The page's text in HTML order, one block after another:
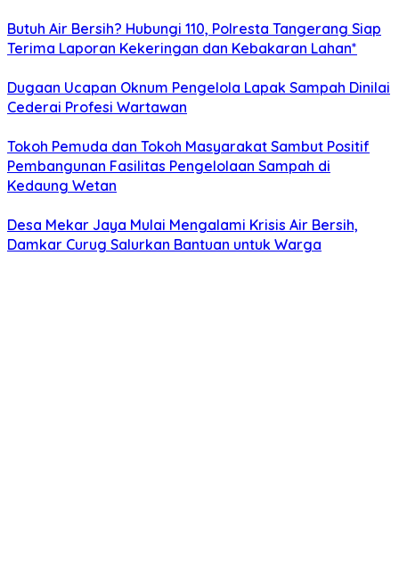
Butuh Air Bersih? Hubungi 110, Polresta Tangerang Siap
Terima Laporan Kekeringan dan Kebakaran Lahan*
Dugaan Ucapan Oknum Pengelola Lapak Sampah Dinilai
Cederai Profesi Wartawan
Tokoh Pemuda dan Tokoh Masyarakat Sambut Positif
Pembangunan Fasilitas Pengelolaan Sampah di
Kedaung Wetan
Desa Mekar Jaya Mulai Mengalami Krisis Air Bersih,
Damkar Curug Salurkan Bantuan untuk Warga